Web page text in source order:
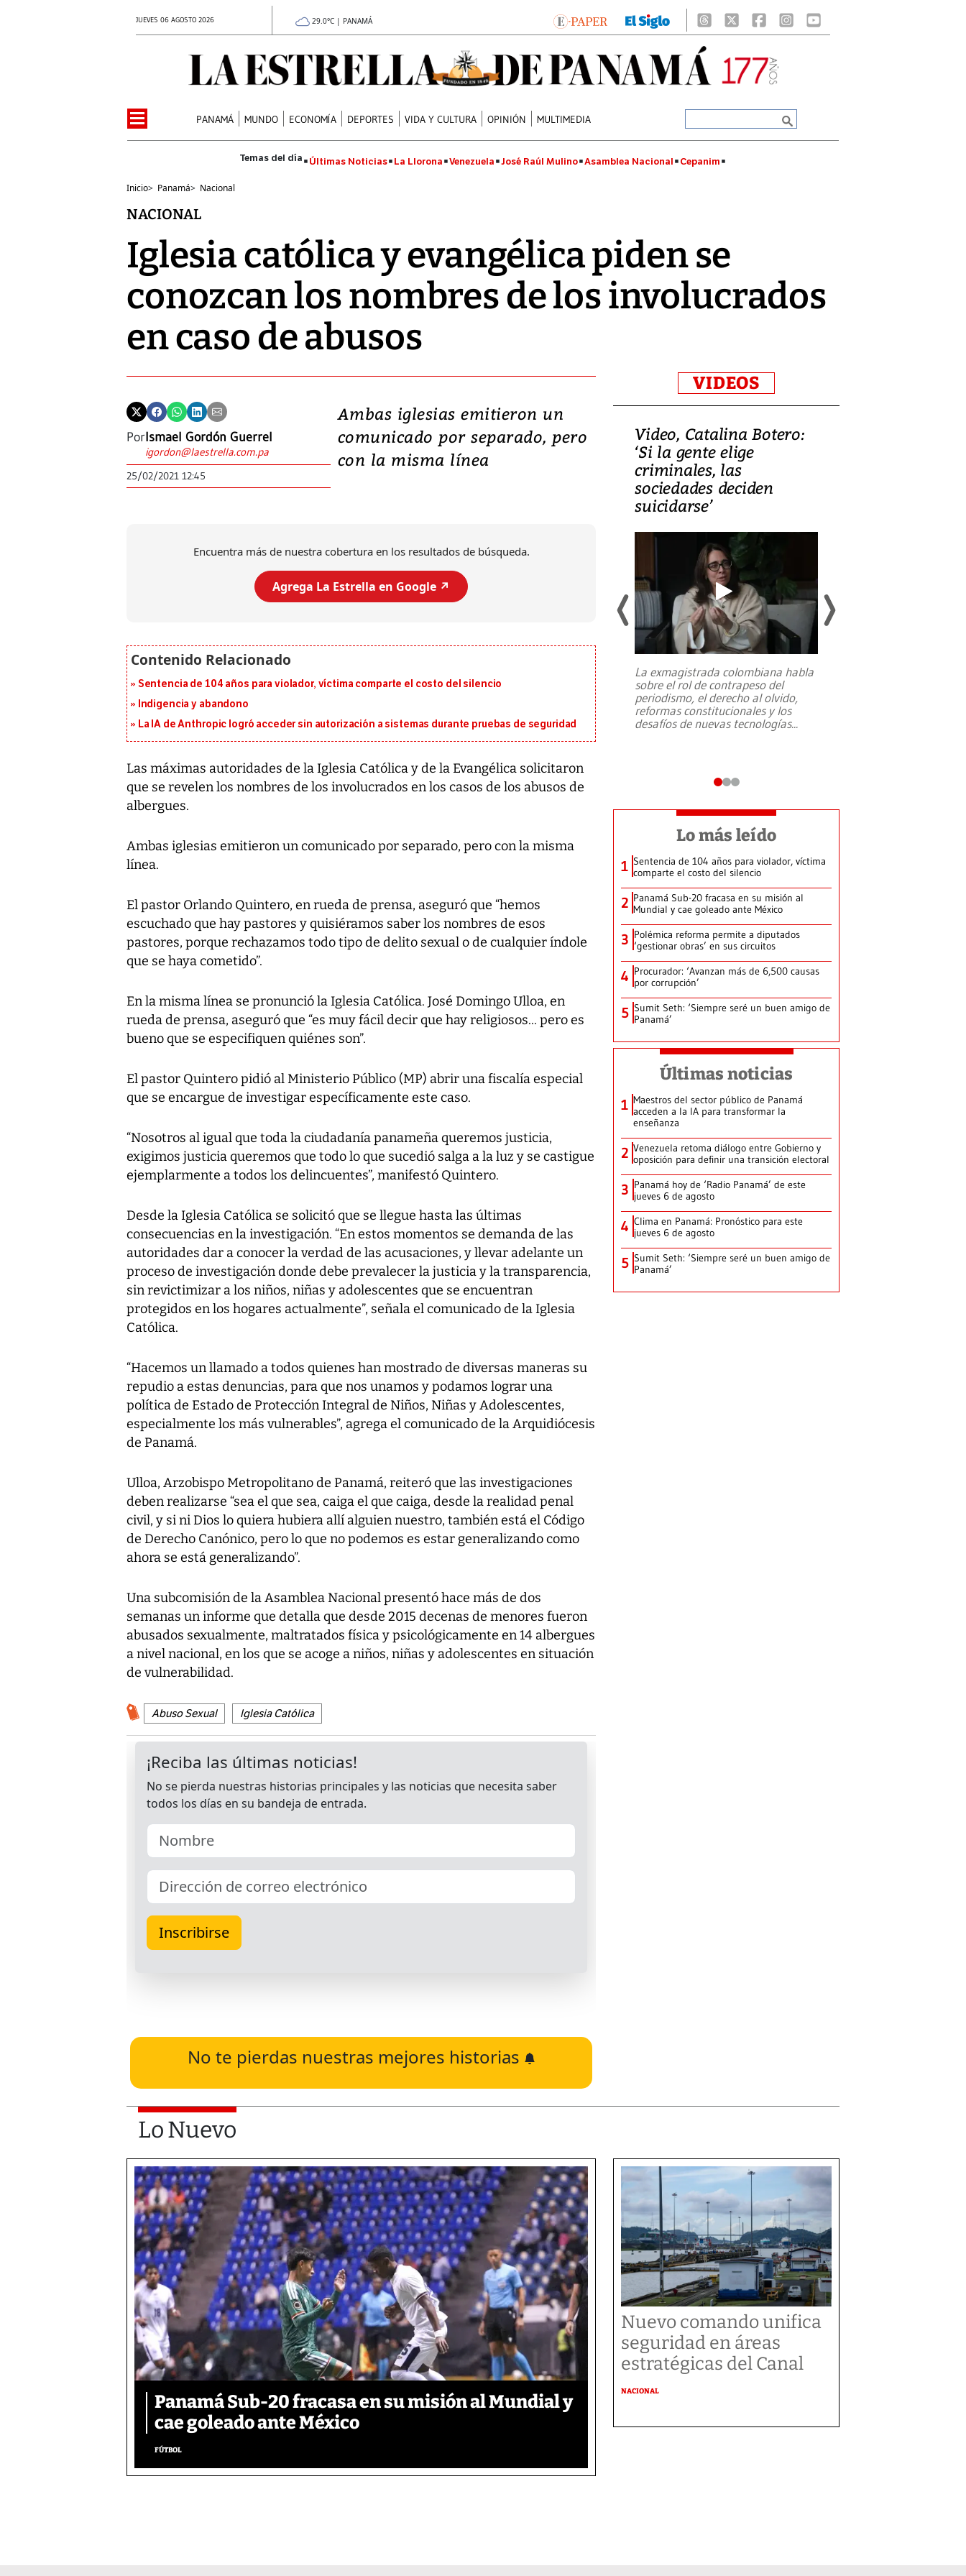
JUEVES 06 AGOSTO 2026 29.0°C | PANAMÁ
PANAMÁ MUNDO ECONOMÍA DEPORTES VIDA Y CULTURA OPINIÓN MULTIMEDIA
Últimas Noticias La Llorona Venezuela José Raúl Mulino Asamblea Nacional Cepanim
Inicio> Panamá> Nacional
NACIONAL
Iglesia católica y evangélica piden se
conozcan los nombres de los involucrados
en caso de abusos
PorIsmael Gordón Guerrel
igordon@laestrella.com.pa
25/02/2021 12:45
Ambas iglesias emitieron un
comunicado por separado, pero
con la misma línea
Encuentra más de nuestra cobertura en los resultados de búsqueda.
Agrega La Estrella en Google ↗️
Sentencia de 104 años para violador, víctima comparte el costo del silencio
Indigencia y abandono
La IA de Anthropic logró acceder sin autorización a sistemas durante pruebas de seguridad
Las máximas autoridades de la Iglesia Católica y de la Evangélica solicitaron
que se revelen los nombres de los involucrados en los casos de los abusos de
albergues.
Ambas iglesias emitieron un comunicado por separado, pero con la misma
línea.
El pastor Orlando Quintero, en rueda de prensa, aseguró que “hemos
escuchado que hay pastores y quisiéramos saber los nombres de esos
pastores, porque rechazamos todo tipo de delito sexual o de cualquier índole
que se haya cometido”.
En la misma línea se pronunció la Iglesia Católica. José Domingo Ulloa, en
rueda de prensa, aseguró que “es muy fácil decir que hay religiosos... pero es
bueno que se especifiquen quiénes son”.
El pastor Quintero pidió al Ministerio Público (MP) abrir una fiscalía especial
que se encargue de investigar específicamente este caso.
“Nosotros al igual que toda la ciudadanía panameña queremos justicia,
exigimos justicia queremos que todo lo que sucedió salga a la luz y se castigue
ejemplarmente a todos los delincuentes”, manifestó Quintero.
Desde la Iglesia Católica se solicitó que se llegue hasta las últimas
consecuencias en la investigación. “En estos momentos se demanda de las
autoridades dar a conocer la verdad de las acusaciones, y llevar adelante un
proceso de investigación donde debe prevalecer la justicia y la transparencia,
sin revictimizar a los niños, niñas y adolescentes que se encuentran
protegidos en los hogares actualmente”, señala el comunicado de la Iglesia
Católica.
“Hacemos un llamado a todos quienes han mostrado de diversas maneras su
repudio a estas denuncias, para que nos unamos y podamos lograr una
política de Estado de Protección Integral de Niños, Niñas y Adolescentes,
especialmente los más vulnerables”, agrega el comunicado de la Arquidiócesis
de Panamá.
Ulloa, Arzobispo Metropolitano de Panamá, reiteró que las investigaciones
deben realizarse “sea el que sea, caiga el que caiga, desde la realidad penal
civil, y si ni Dios lo quiera hubiera allí alguien nuestro, también está el Código
de Derecho Canónico, pero lo que no podemos es estar generalizando como
ahora se está generalizando”.
Una subcomisión de la Asamblea Nacional presentó hace más de dos
semanas un informe que detalla que desde 2015 decenas de menores fueron
abusados sexualmente, maltratados física y psicológicamente en 14 albergues
a nivel nacional, en los que se acoge a niños, niñas y adolescentes en situación
de vulnerabilidad.
Abuso Sexual Iglesia Católica
No te pierdas nuestras mejores historias
VIDEOS
Video, Japón: Terremoto
deja heridos y graves
daños en Kumamoto
7,1 se registró este martes 28 de
emergencia de gran
Video, Catalina Botero:
‘Si la gente elige
criminales, las
sociedades deciden
suicidarse’
La exmagistrada colombiana habla
sobre el rol de contrapeso del
periodismo, el derecho al olvido,
reformas constitucionales y los
desafíos de nuevas tecnologías...
Lo más leído
1 Sentencia de 104 años para violador, víctima
comparte el costo del silencio
2 Panamá Sub-20 fracasa en su misión al
Mundial y cae goleado ante México
3 Polémica reforma permite a diputados
‘gestionar obras’ en sus circuitos
4 Procurador: ‘Avanzan más de 6,500 causas
por corrupción’
5 Sumit Seth: ‘Siempre seré un buen amigo de
Panamá’
Últimas noticias
1 Maestros del sector público de Panamá
acceden a la IA para transformar la
enseñanza
2 Venezuela retoma diálogo entre Gobierno y
oposición para definir una transición electoral
3 Panamá hoy de ‘Radio Panamá’ de este
jueves 6 de agosto
4 Clima en Panamá: Pronóstico para este
jueves 6 de agosto
5 Sumit Seth: ‘Siempre seré un buen amigo de
Panamá’
Lo Nuevo
Panamá Sub-20 fracasa en su misión al Mundial y
cae goleado ante México
FÚTBOL
Nuevo comando unifica
seguridad en áreas
estratégicas del Canal
NACIONAL